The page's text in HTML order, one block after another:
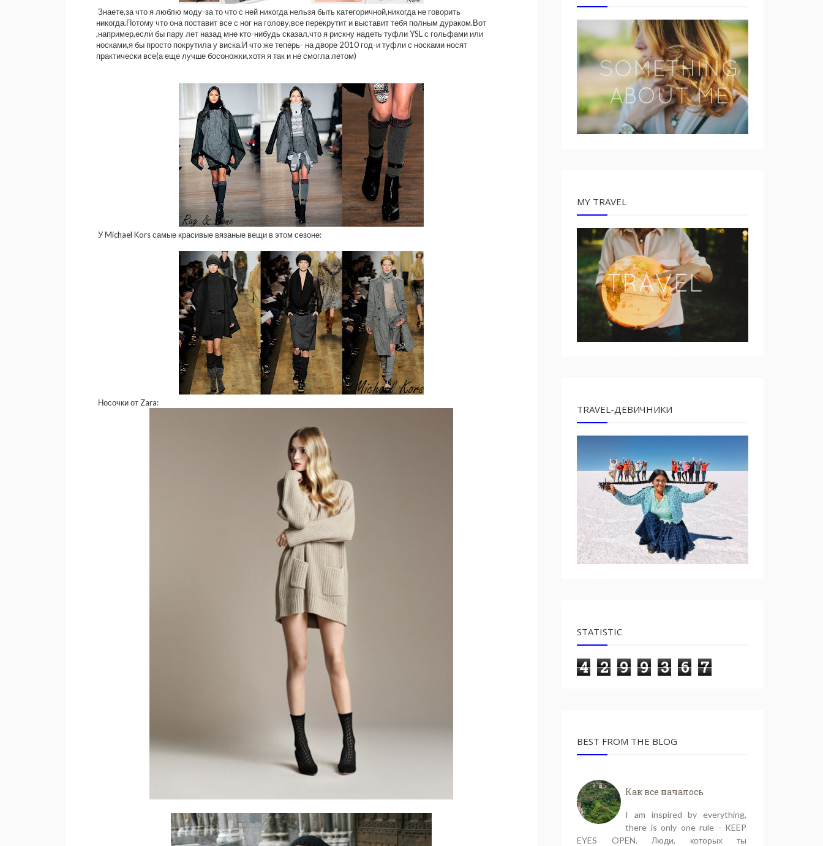
Знаете,за что я люблю моду-за то что с ней никогда нельзя быть категоричной,никогда не говорить
никогда.Потому что она поставит все с ног на голову,все перекрутит и выставит тебя полным дураком.Вот
,например,если бы пару лет назад мне кто-нибудь сказал,что я рискну надеть туфли YSL с гольфами или
носками,я бы просто покрутила у виска.И что же теперь- на дворе 2010 год-и туфли с носками носят
практически все(а еще лучше босоножки,хотя я так и не смогла летом)
У Michael Kors самые красивые вязаные вещи в этом сезоне:
Носочки от Zara:
MY TRAVEL
TRAVEL-ДЕВИЧНИКИ
STATISTIC
4 2 9 9 3 6 7
BEST FROM THE BLOG
Как все началось
I am inspired by everything,
there is only one rule - KEEP
EYES OPEN. Люди, которых ты